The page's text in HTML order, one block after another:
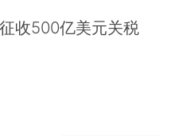
收500亿美元关税